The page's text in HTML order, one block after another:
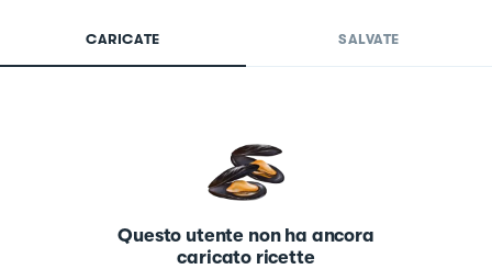
CARICATE SALVATE
Questo utente non ha ancora
caricato ricette